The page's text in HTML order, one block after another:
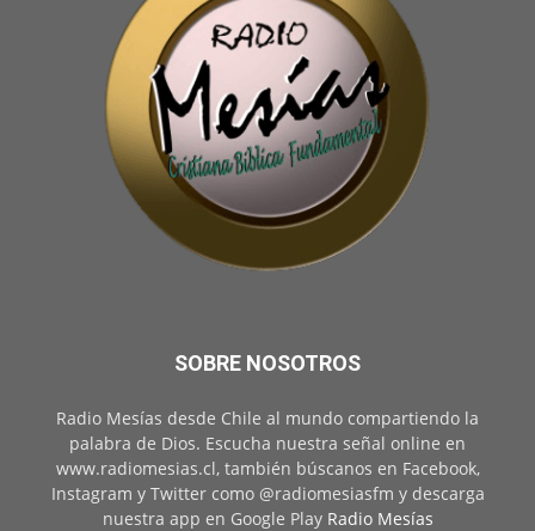
SOBRE NOSOTROS
Radio Mesías desde Chile al mundo compartiendo la
palabra de Dios. Escucha nuestra señal online en
www.radiomesias.cl, también búscanos en Facebook,
Instagram y Twitter como @radiomesiasfm y descarga
nuestra app en Google Play Radio Mesías